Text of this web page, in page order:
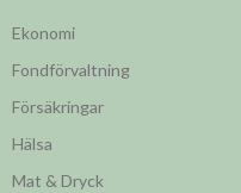
Ekonomi
Fondförvaltning
Försäkringar
Hälsa
Mat & Dryck